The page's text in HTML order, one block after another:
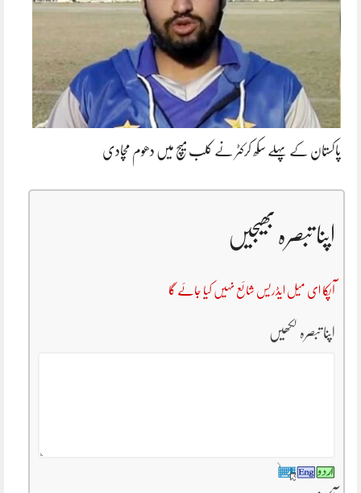
پاکستان کے پہلے سکھ کرکٹر نے کلب میچ میں دھوم مچادی
اپنا تبصرہ بھیجیں
آپکا ای میل ایڈریس شائع نہیں کیا جائے گا
اپنا تبصرہ لکھیں